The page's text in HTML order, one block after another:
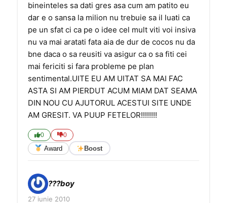
bineinteles sa dati gres asa cum am patito eu
dar e o sansa la milion nu trebuie sa il luati ca
pe un sfat ci ca pe o idee cel mult viti voi insiva
nu va mai aratati fata aia de dur de cocos nu da
bne daca o sa reusiti va asigur ca o sa fiti cei
mai fericiti si fara probleme pe plan
sentimental.UITE EU AM UITAT SA MAI FAC
ASTA SI AM PIERDUT ACUM MIAM DAT SEAMA
DIN NOU CU AJUTORUL ACESTUI SITE UNDE
AM GRESIT. VA PUUP FETELOR!!!!!!!!
0 0
Award Boost
???boy
27 iunie 2010